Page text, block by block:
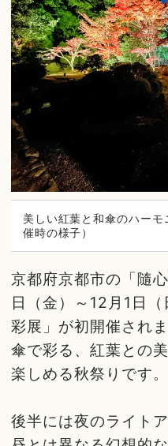
美しい紅葉と和傘のハー
催時の様子）
京都府京都市の「隨
日（金）～12月1日
彩展」が初開催され
傘で彩る、紅葉との
楽しめる秋祭りです。
後半には夜のライト